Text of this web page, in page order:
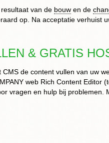
van de bouwen de
op. Na acceptatie verhuist
& GRATIS
de content vullen van uw
web Rich Content
vragen en hulp bij problemen.